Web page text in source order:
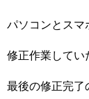
パソコンとスマ
修正作業してい
最後の修正完了